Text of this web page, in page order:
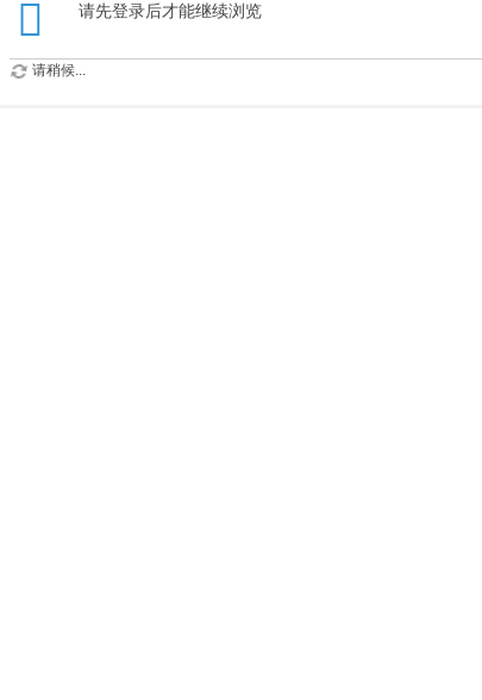
请先登录后才能继续浏览
请稍候...